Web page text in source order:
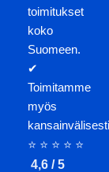
toimitukset
koko
Suomeen.
✔
Toimitamme
myös
⭐ ⭐ ⭐ ⭐ ⭐
4,6 / 5